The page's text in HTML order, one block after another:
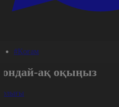
#Қоғам
ақ оқыңыз